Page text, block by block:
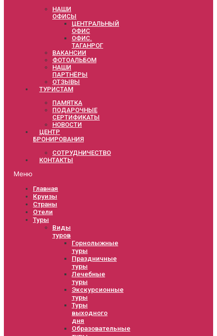
НАШИ
ОФИСЫ
ЦЕНТРАЛЬНЫЙ
ОФИС
ОФИС.
ТАГАНРОГ
ВАКАНСИИ
ФОТОАЛЬБОМ
НАШИ
ПАРТНЁРЫ
ОТЗЫВЫ
ТУРИСТАМ
ПАМЯТКА
ПОДАРОЧНЫЕ
СЕРТИФИКАТЫ
НОВОСТИ
ЦЕНТР
БРОНИРОВАНИЯ
СОТРУДНИЧЕСТВО
КОНТАКТЫ
Меню
Главная
Круизы
Страны
Отели
Туры
Виды
туров
Горнолыжные
туры
Праздничные
туры
Лечебные
туры
Экскурсионные
туры
Туры
выходного
дня
Образовательные